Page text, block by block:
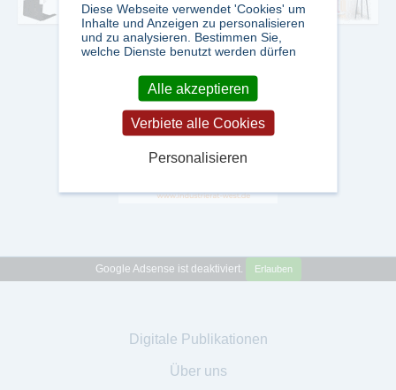
Google Adsense ist deaktiviert. Erlauben
Digitale Publikationen
Über uns
Diese Webseite verwendet 'Cookies' um
Inhalte und Anzeigen zu personalisieren
und zu analysieren. Bestimmen Sie,
welche Dienste benutzt werden dürfen
Alle akzeptieren
Verbiete alle Cookies
Personalisieren